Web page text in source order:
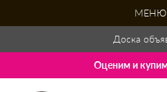
МЕНЮ
Доска
Оценим и